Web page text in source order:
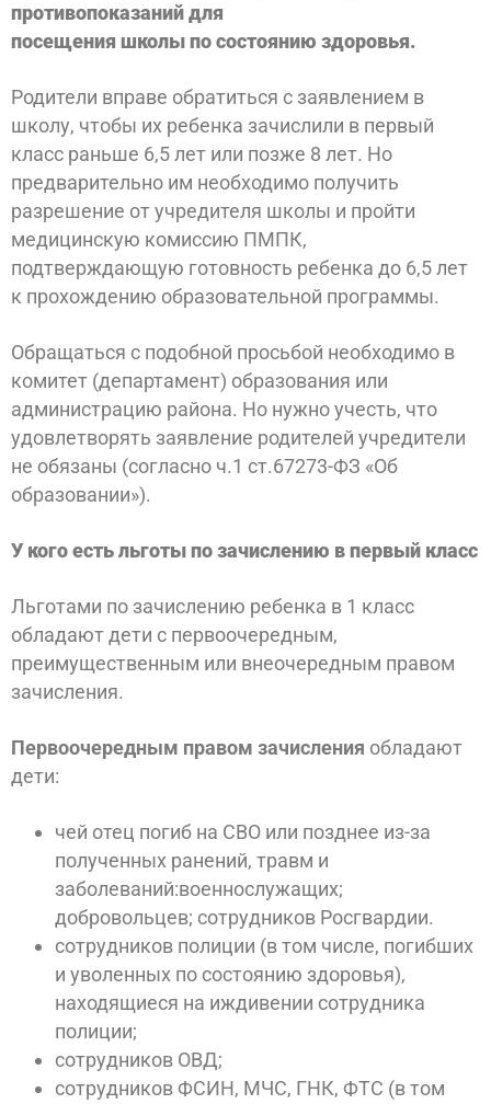
противопоказаний для
посещения школы по состоянию здоровья.
Родители вправе обратиться с заявлением в
школу, чтобы их ребенка зачислили в первый
класс раньше 6,5 лет или позже 8 лет. Но
предварительно им необходимо получить
разрешение от учредителя школы и пройти
медицинскую комиссию ПМПК,
подтверждающую готовность ребенка до 6,5 лет
к прохождению образовательной программы.
Обращаться с подобной просьбой необходимо в
комитет (департамент) образования или
администрацию района. Но нужно учесть, что
удовлетворять заявление родителей учредители
не обязаны (согласно ч.1 ст.67273-ФЗ «Об
образовании»).
У кого есть льготы по зачислению в первый класс
Льготами по зачислению ребенка в 1 класс
обладают дети с первоочередным,
преимущественным или внеочередным правом
зачисления.
Первоочередным правом зачисления обладают
дети:
чей отец погиб на СВО или позднее из-за
полученных ранений, травм и
заболеваний:военнослужащих;
добровольцев; сотрудников Росгвардии.
сотрудников полиции (в том числе, погибших
и уволенных по состоянию здоровья),
находящиеся на иждивении сотрудника
полиции;
сотрудников ОВД;
сотрудников ФСИН, МЧС, ГНК, ФТС (в том